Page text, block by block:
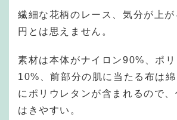
繊細な花柄のレース、気分が上
円とは思えません。
素材は本体がナイロン90%、ポ
10%、前部分の肌に当たる布は
にポリウレタンが含まれるので
はきやすい。